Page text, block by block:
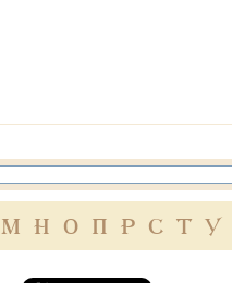
М Н О П Р С Т У